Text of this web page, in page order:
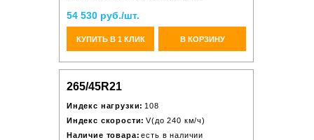
54 530 руб./шт.
КУПИТЬ В 1 КЛИК В КОРЗИНУ
265/45R21
Индекс нагрузки: 108
Индекс скорости: V(до 240 км/ч)
Наличие товара: есть в наличии